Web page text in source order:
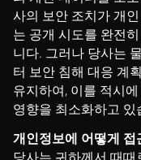
사의 보안 조치가 개
는 공개 시도를 완전
니다. 그러나 당사는
터 보안 침해 대응 계
유지하여, 이를 적시
영향을 최소화하고 있
개인정보에 어떻게 접